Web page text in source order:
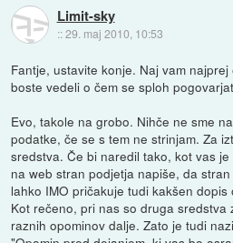
Limit-sky
::29. maj 2010, 10:53
Fantje, ustavite konje. Naj vam
boste vedeli o čem se sploh
Evo, takole na grobo. Nihče ne sme
podatke, če se s tem ne strinjam. Za
sredstva. Če bi naredil tako, kot vas
na web stran podjetja napiše, da
lahko IMO pričakuje tudi kakšen
Kot rečeno, pri nas so druga sredstva
raznih opominov dalje. Zato je tudi